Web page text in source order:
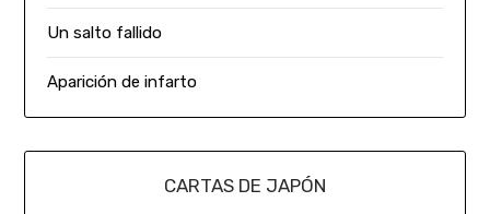
Un salto fallido
Aparición de infarto
CARTAS DE JAPÓN